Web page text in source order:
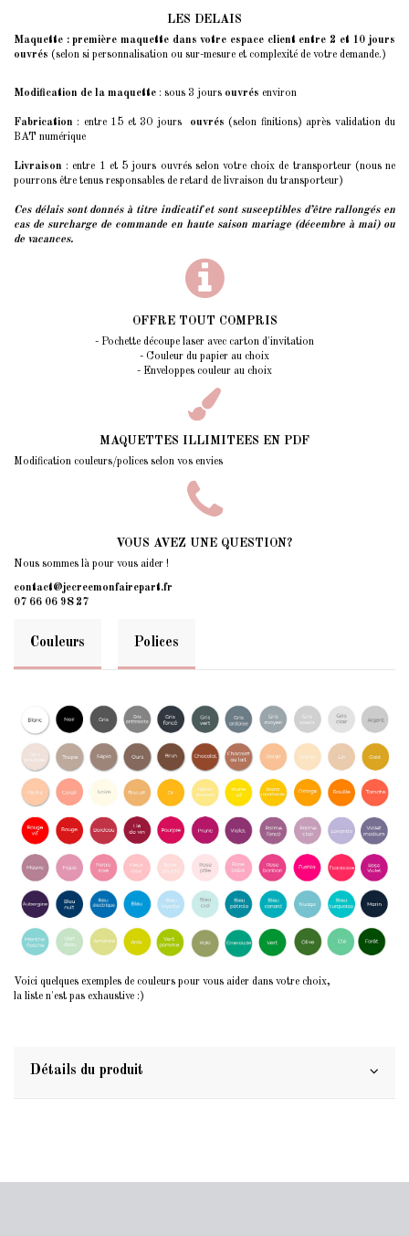
LES DELAIS
Maquette : première maquette dans votre espace client entre 2 et 10 jours
ouvrés (selon si personnalisation ou sur-mesure et complexité de votre demande.)
Modification de la maquette : sous 3 jours ouvrés environ
Fabrication : entre 15 et 30 jours ouvrés (selon finitions) après validation du
BAT numérique
Livraison : entre 1 et 5 jours ouvrés selon votre choix de transporteur (nous ne
pourrons être tenus responsables de retard de livraison du transporteur)
Ces délais sont donnés à titre indicatif et sont susceptibles d’être rallongés en
cas de surcharge de commande en haute saison mariage (décembre à mai) ou
de vacances.
OFFRE TOUT COMPRIS
- Pochette découpe laser avec carton d'invitation
- Couleur du papier au choix
- Enveloppes couleur au choix
MAQUETTES ILLIMITEES EN PDF
Modification couleurs/polices selon vos envies
VOUS AVEZ UNE QUESTION?
Nous sommes là pour vous aider !
contact@jecreemonfairepart.fr
07 66 06 98 27
Couleurs Polices
Voici quelques exemples de couleurs pour vous aider dans votre choix,
la liste n'est pas exhaustive :)
Détails du produit